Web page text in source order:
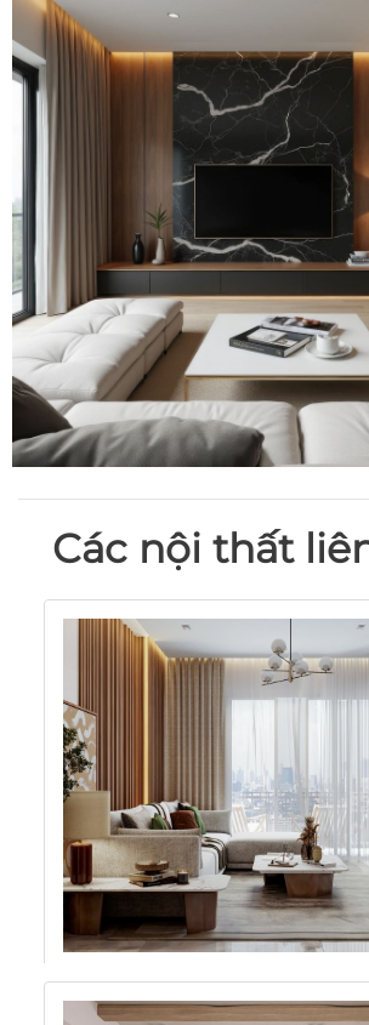
Các nội thất